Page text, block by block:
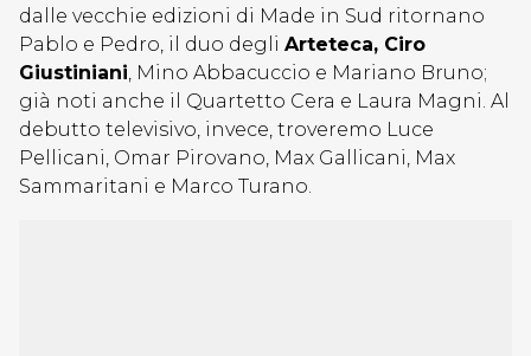
dalle vecchie edizioni di Made in Sud ritornano
Pablo e Pedro, il duo degli Arteteca, Ciro
Giustiniani, Mino Abbacuccio e Mariano Bruno;
già noti anche il Quartetto Cera e Laura Magni. Al
debutto televisivo, invece, troveremo Luce
Pellicani, Omar Pirovano, Max Gallicani, Max
Sammaritani e Marco Turano.